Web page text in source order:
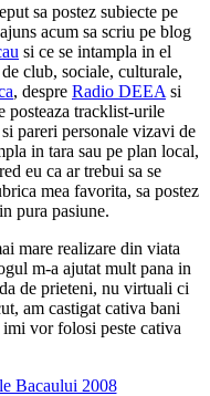
sa postez subiecte pe
acum sa scriu pe blog
si ce se intampla in el
club, sociale, culturale,
, despre Radio DEEA si
posteaza tracklist-urile
si pareri personale vizavi de
in tara sau pe plan local,
eu ca ar trebui sa se
mea favorita, sa postez
pura pasiune.
mare realizare din viata
m-a ajutat mult pana in
de prieteni, nu virtuali ci
am castigat cativa bani
vor folosi peste cativa
Bacaului 2008